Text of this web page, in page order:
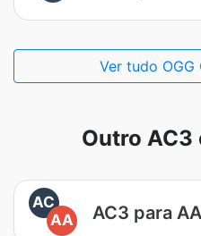
Ver tudo
Outro AC3
AC
AA
AC3 para